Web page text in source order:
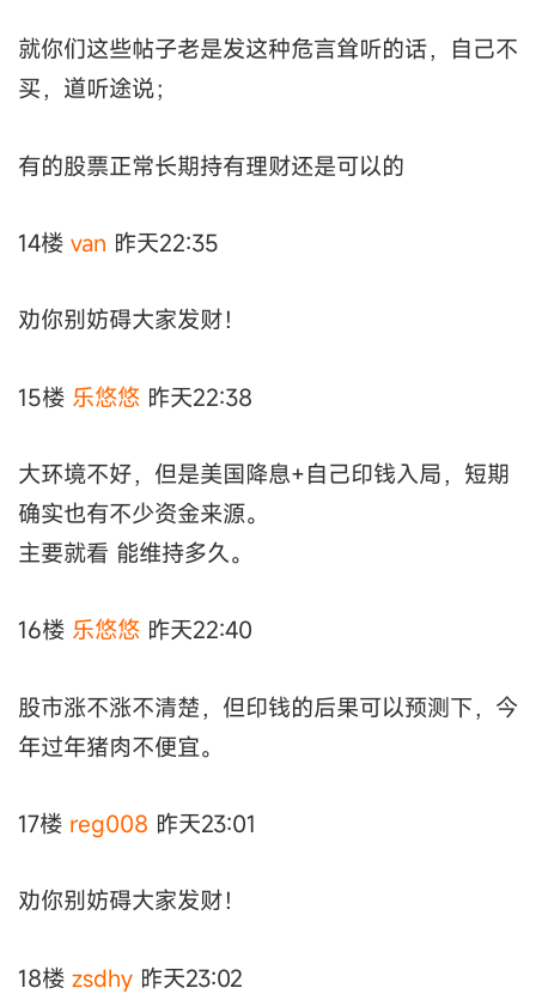
就你们这些帖子老是发这种危言耸听的话，自己不
买，道听途说；
有的股票正常长期持有理财还是可以的
14楼 van 昨天22:35
劝你别妨碍大家发财！
15楼 乐悠悠 昨天22:38
大环境不好，但是美国降息+自己印钱入局，短期
确实也有不少资金来源。
主要就看 能维持多久。
16楼 乐悠悠 昨天22:40
股市涨不涨不清楚，但印钱的后果可以预测下，今
年过年猪肉不便宜。
17楼 reg008 昨天23:01
劝你别妨碍大家发财！
18楼 zsdhy 昨天23:02